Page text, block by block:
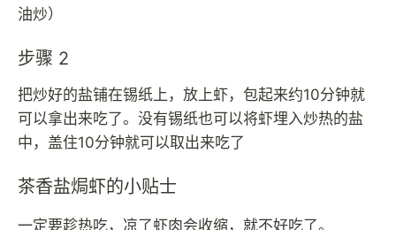
油炒）
步骤 2
把炒好的盐铺在锡纸上，放上虾，包起来约10分钟就
可以拿出来吃了。没有锡纸也可以将虾埋入炒热的盐
中，盖住10分钟就可以取出来吃了
茶香盐焗虾的小贴士
一定要趁热吃，凉了虾肉会收缩，就不好吃了。